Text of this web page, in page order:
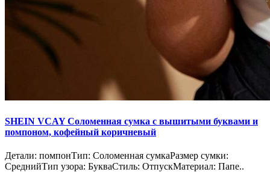
SHEIN VCAY Соломенная сумка с вышитыми буквами и
помпоном, кофейный коричневый
Детали: помпонТип: Соломенная сумкаРазмер сумки:
СреднийТип узора: БукваСтиль: ОтпускМатериал: Папе..